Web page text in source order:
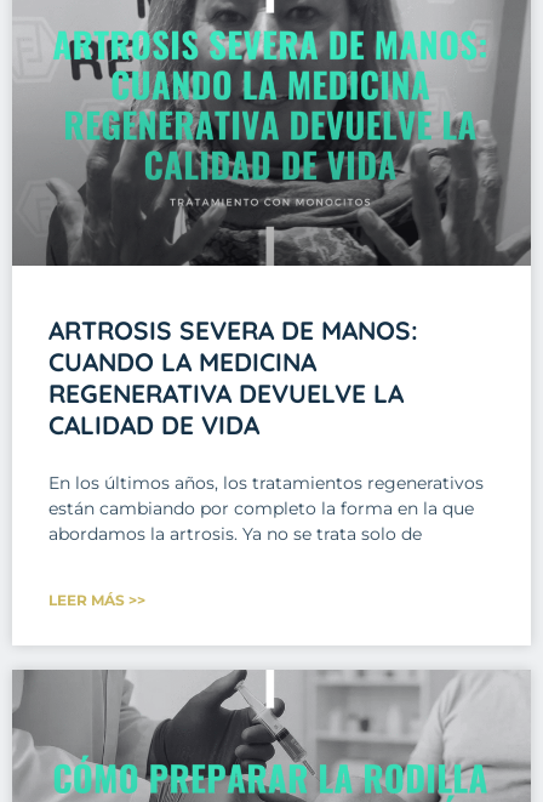
ARTROSIS SEVERA DE MANOS:
CUANDO LA MEDICINA
REGENERATIVA DEVUELVE LA
CALIDAD DE VIDA
En los últimos años, los tratamientos regenerativos
están cambiando por completo la forma en la que
abordamos la artrosis. Ya no se trata solo de
LEER MÁS >>